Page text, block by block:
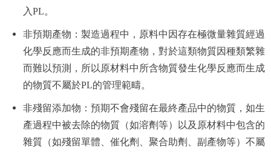
入PL。
非預期產物：製造過程中，原料中因存在極微量雜質經過
化學反應而生成的非預期產物，對於這類物質因種類繁雜
而難以預測，所以原材料中所含物質發生化學反應而生成
的物質不屬於PL的管理範疇。
非殘留添加物：預期不會殘留在最終產品中的物質，如生
產過程中被去除的物質（如溶劑等）以及原材料中包含的
雜質（如殘留單體、催化劑、聚合助劑、副產物等）不屬